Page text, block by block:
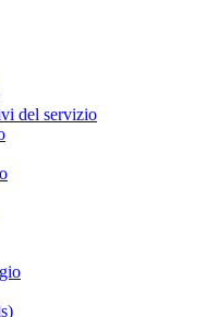
del servizio